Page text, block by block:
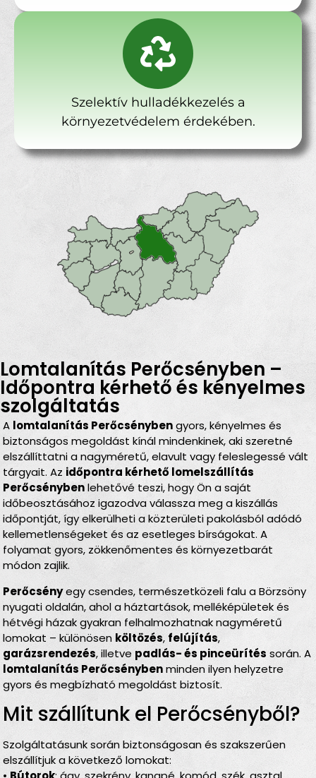
Szelektív hulladékkezelés a
környezetvédelem érdekében.
Lomtalanítás Perőcsényben –
Időpontra kérhető és kényelmes
szolgáltatás
A lomtalanítás Perőcsénybengyors, kényelmes és
biztonságos megoldást kínál mindenkinek, aki szeretné
elszállíttatni a nagyméretű, elavult vagy feleslegessé vált
tárgyait. Az időpontra kérhető lomelszállítás
Perőcsénybenlehetővé teszi, hogy Ön a saját
időbeosztásához igazodva válassza meg a kiszállás
időpontját, így elkerülheti a közterületi pakolásból adódó
kellemetlenségeket és az esetleges bírságokat. A
folyamat gyors, zökkenőmentes és környezetbarát
módon zajlik.
Perőcsényegy csendes, természetközeli falu a Börzsöny
nyugati oldalán, ahol a háztartások, melléképületek és
hétvégi házak gyakran felhalmozhatnak nagyméretű
lomokat – különösen költözés, felújítás,
garázsrendezés, illetve padlás- és pinceürítés során. A
lomtalanítás Perőcsénybenminden ilyen helyzetre
gyors és megbízható megoldást biztosít.
Mit szállítunk el Perőcsényből?
Szolgáltatásunk során biztonságosan és szakszerűen
elszállítjuk a következő lomokat: